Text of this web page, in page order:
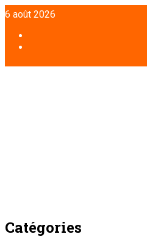
Aller
au
contenu
6 août 2026
Catégories